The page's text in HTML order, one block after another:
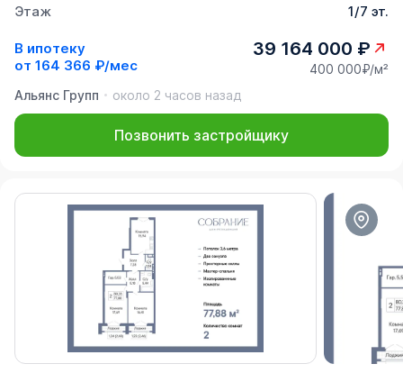
Этаж
1/7 эт.
В ипотеку
от 164 366 ₽/мес
39 164 000 ₽
400 000₽/м²
Альянс Групп
около 2 часов назад
Позвонить застройщику